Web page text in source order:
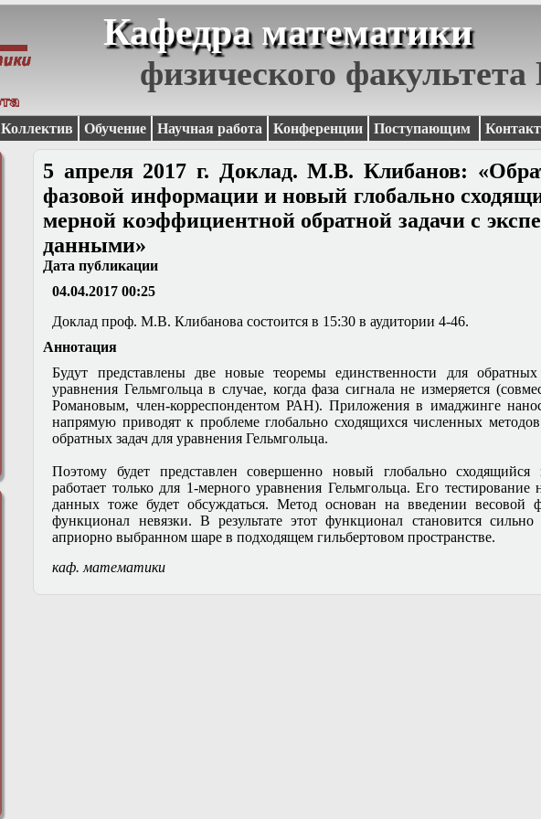
Кафедра математики
физического
Коллектив Обучение Научная работа Конференции Поступающим
5 апреля 2017 г. Доклад. М.В. Клибанов:
фазовой информации и новый глобально
мерной коэффициентной обратной задачи с
данными»
Дата публикации
04.04.2017 00:25
Доклад проф. М.В. Клибанова состоится в 15:30 в аудитории 4-46.
Аннотация
Будут представлены две новые теоремы единственности для
уравнения Гельмгольца в случае, когда фаза сигнала не измеряется
Романовым, член-корреспондентом РАН). Приложения в имаджинге
напрямую приводят к проблеме глобально сходящихся численных
обратных задач для уравнения Гельмгольца.
Поэтому будет представлен совершенно новый глобально
работает только для 1-мерного уравнения Гельмгольца. Его тестирование
данных тоже будет обсуждаться. Метод основан на введении весовой
функционал невязки. В результате этот функционал становится
априорно выбранном шаре в подходящем гильбертовом пространстве.
каф. математики